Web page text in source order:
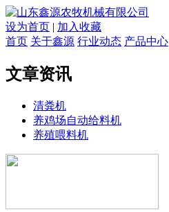
设为首页 | 加入收藏
首页 关于鑫源 行业动态 产品中心
文章资讯
清粪机
养鸡场自动给料机
养殖喂料机